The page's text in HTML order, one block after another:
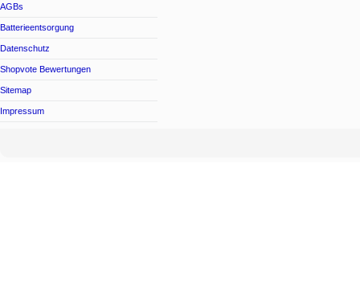
AGBs
Batterieentsorgung
Datenschutz
Shopvote Bewertungen
Sitemap
Impressum